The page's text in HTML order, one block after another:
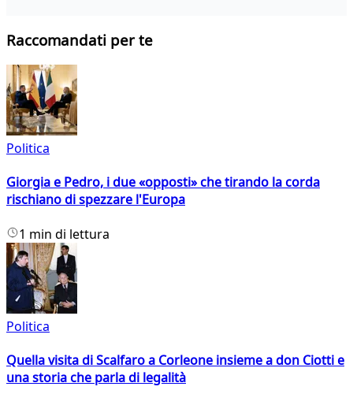
Raccomandati per te
Politica
Giorgia e Pedro, i due «opposti» che tirando la corda
rischiano di spezzare l'Europa
1 min di lettura
Politica
Quella visita di Scalfaro a Corleone insieme a don Ciotti e
una storia che parla di legalità